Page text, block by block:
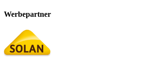
Werbepartner